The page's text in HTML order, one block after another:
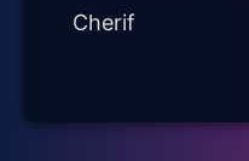
Cherif